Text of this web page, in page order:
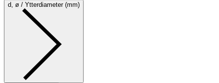
d, ø / Ytterdiameter (mm)